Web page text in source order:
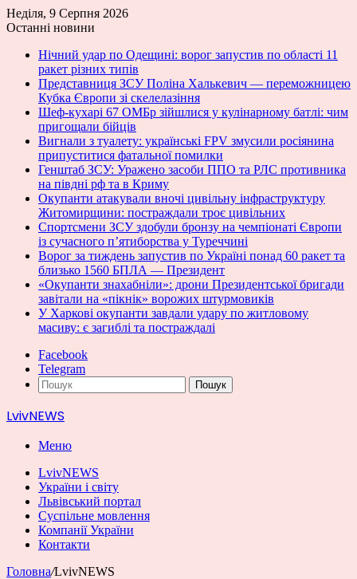
Неділя, 9 Серпня 2026
Останні новини
Нічний удар по Одещині: ворог запустив по області 11
ракет різних типів
Представниця ЗСУ Поліна Халькевич — переможницею
Кубка Європи зі скелелазіння
Шеф-кухарі 67 ОМБр зійшлися у кулінарному батлі: чим
пригощали бійців
Вигнали з туалету: українські FPV змусили росіянина
припуститися фатальної помилки
Генштаб ЗСУ: Уражено засоби ППО та РЛС противника
на півдні рф та в Криму
Окупанти атакували вночі цивільну інфраструктуру
Житомирщини: постраждали троє цивільних
Спортсмени ЗСУ здобули бронзу на чемпіонаті Європи
із сучасного п’ятиборства у Туреччині
Ворог за тиждень запустив по Україні понад 60 ракет та
близько 1560 БПЛА — Президент
«Окупанти знахабніли»: дрони Президентської бригади
завітали на «пікнік» ворожих штурмовиків
У Харкові окупанти завдали удару по житловому
масиву: є загиблі та постраждалі
Facebook
Telegram
Пошук
LvivNEWS
Меню
LvivNEWS
України і світу
Львівський портал
Суспільне мовлення
Компанії України
Контакти
Головна/LvivNEWS